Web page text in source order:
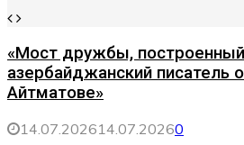
«Мост дружбы,
азербайджанский писатель
Айтматове»
14.07.202614.07.20260